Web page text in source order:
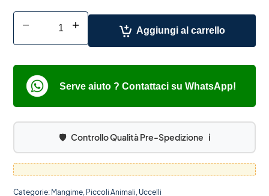
- + Aggiungi al carrello
Serve aiuto ? Contattaci su WhatsApp!
🛡️ Controllo Qualità Pre-Spedizione ℹ️
Categorie: Mangime, Piccoli Animali, Uccelli